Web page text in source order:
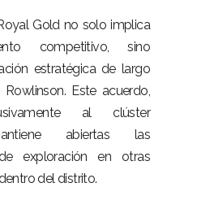
Gold no solo implica
competitivo, sino
estratégica de largo
Rowlinson. Este acuerdo,
al clúster
abiertas las
exploración en otras
del distrito.